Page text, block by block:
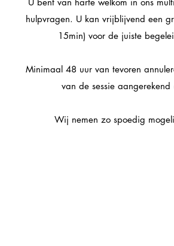
hulpvragen. U kan vrijblijvend een
15min) voor de juiste
Minimaal 48 uur van tevoren
van de sessie aangerekend
Wij nemen zo spoedig